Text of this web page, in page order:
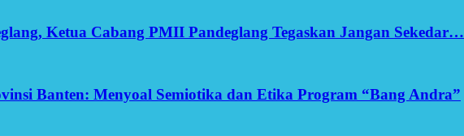
Ketua Cabang PMII Pandeglang Tegaskan Jangan Sekedar…
Banten: Menyoal Semiotika dan Etika Program “Bang Andra”